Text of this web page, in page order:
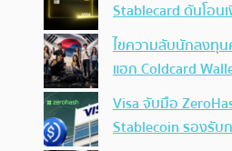
Stablecard ดันโอน
ไขความลับนักลงทุน
แฮก Coldcard
Visa จับมือ
Stablecoin รองรับ